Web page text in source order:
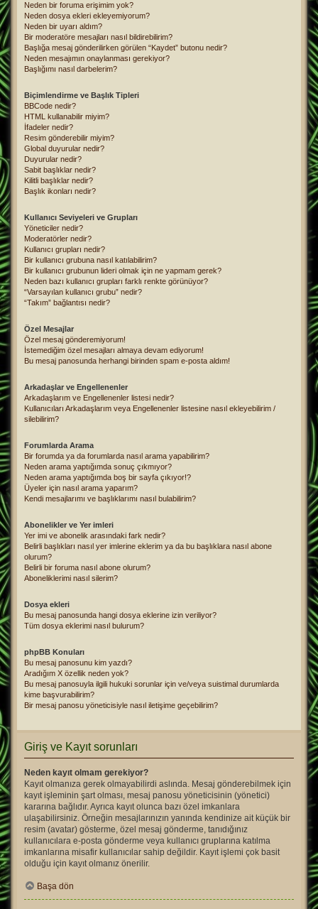
Neden bir foruma erişimim yok?
Neden dosya ekleri ekleyemiyorum?
Neden bir uyarı aldım?
Bir moderatöre mesajları nasıl bildirebilirim?
Başlığa mesaj gönderilirken görülen “Kaydet” butonu nedir?
Neden mesajımın onaylanması gerekiyor?
Başlığımı nasıl darbelerim?
Biçimlendirme ve Başlık Tipleri
BBCode nedir?
HTML kullanabilir miyim?
İfadeler nedir?
Resim gönderebilir miyim?
Global duyurular nedir?
Duyurular nedir?
Sabit başlıklar nedir?
Kilitli başlıklar nedir?
Başlık ikonları nedir?
Kullanıcı Seviyeleri ve Grupları
Yöneticiler nedir?
Moderatörler nedir?
Kullanıcı grupları nedir?
Bir kullanıcı grubuna nasıl katılabilirim?
Bir kullanıcı grubunun lideri olmak için ne yapmam gerek?
Neden bazı kullanıcı grupları farklı renkte görünüyor?
“Varsayılan kullanıcı grubu” nedir?
“Takım” bağlantısı nedir?
Özel Mesajlar
Özel mesaj gönderemiyorum!
İstemediğim özel mesajları almaya devam ediyorum!
Bu mesaj panosunda herhangi birinden spam e-posta aldım!
Arkadaşlar ve Engellenenler
Arkadaşlarım ve Engellenenler listesi nedir?
Kullanıcıları Arkadaşlarım veya Engellenenler listesine nasıl ekleyebilirim /
silebilirim?
Forumlarda Arama
Bir forumda ya da forumlarda nasıl arama yapabilirim?
Neden arama yaptığımda sonuç çıkmıyor?
Neden arama yaptığımda boş bir sayfa çıkıyor!?
Üyeler için nasıl arama yaparım?
Kendi mesajlarımı ve başlıklarımı nasıl bulabilirim?
Abonelikler ve Yer imleri
Yer imi ve abonelik arasındaki fark nedir?
Belirli başlıkları nasıl yer imlerine eklerim ya da bu başlıklara nasıl abone
olurum?
Belirli bir foruma nasıl abone olurum?
Aboneliklerimi nasıl silerim?
Dosya ekleri
Bu mesaj panosunda hangi dosya eklerine izin veriliyor?
Tüm dosya eklerimi nasıl bulurum?
phpBB Konuları
Bu mesaj panosunu kim yazdı?
Aradığım X özellik neden yok?
Bu mesaj panosuyla ilgili hukuki sorunlar için ve/veya suistimal durumlarda
kime başvurabilirim?
Bir mesaj panosu yöneticisiyle nasıl iletişime geçebilirim?
Giriş ve Kayıt sorunları
Neden kayıt olmam gerekiyor?
Kayıt olmanıza gerek olmayabilirdi aslında. Mesaj gönderebilmek için
kayıt işleminin şart olması, mesaj panosu yöneticisinin (yönetici)
kararına bağlıdır. Ayrıca kayıt olunca bazı özel imkanlara
ulaşabilirsiniz. Örneğin mesajlarınızın yanında kendinize ait küçük bir
resim (avatar) gösterme, özel mesaj gönderme, tanıdığınız
kullanıcılara e-posta gönderme veya kullanıcı gruplarına katılma
imkanlarına misafir kullanıcılar sahip değildir. Kayıt işlemi çok basit
olduğu için kayıt olmanız önerilir.
Başa dön